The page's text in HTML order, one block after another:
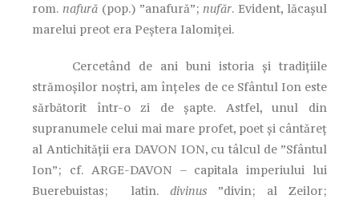
rom. nafură(pop.) ”anafură”;nufăr. Evident, lăcașul
marelui preot era Peștera Ialomiței.
Cercetând de ani buni istoria și tradițiile
strămoșilor noștri, am înțeles de ce Sfântul Ion este
sărbătorit într-o zi de șapte. Astfel, unul din
supranumele celui mai mare profet, poet și cântăreț
al Antichității era DAVON ION, cu tâlcul de ”Sfântul
Ion”; cf. ARGE-DAVON – capitala imperiului lui
Buerebuistas; latin. divinus ”divin; al Zeilor;